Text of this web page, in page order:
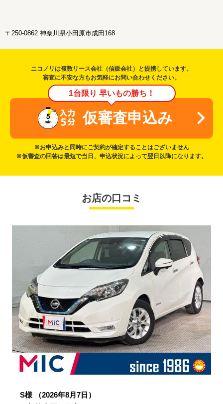
〒250-0862 神奈川県小田原市成田168
ニコノリは複数リース会社（信販会社）と提携しています。
審査に不安な方もお気軽にお問い合わせください。
1台限り 早いもの勝ち！
仮審査申込み
※お申込みと同時にご契約が確定することはございません
※仮審査の回答は最短で当日、申込状況によって翌日以降になります。
お店の口コミ
S様
（2026年8月7日）